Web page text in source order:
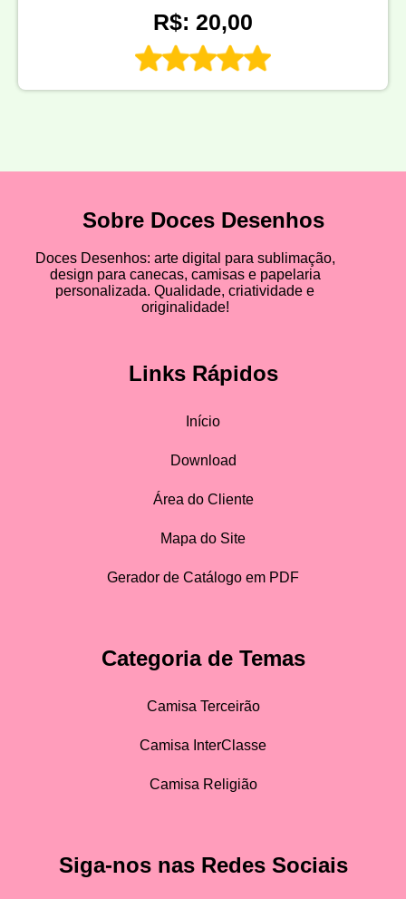
R$: 20,00
Sobre Doces Desenhos
Doces Desenhos: arte digital para sublimação,
design para canecas, camisas e papelaria
personalizada. Qualidade, criatividade e
originalidade!
Links Rápidos
Início
Download
Área do Cliente
Mapa do Site
Gerador de Catálogo em PDF
Categoria de Temas
Camisa Terceirão
Camisa InterClasse
Camisa Religião
Siga-nos nas Redes Sociais